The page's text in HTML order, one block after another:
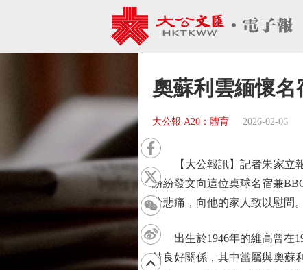
奧蘇利雲緬懷名
大公報 A20：體育 2026-02-06
【大公報訊】記者朱家立報
紛紛發文向這位桌球名宿兼
分悲痛，向他的家人致以慰問。
出生於1946年的維高曾在
持良好關係，其中當屬與奧蘇